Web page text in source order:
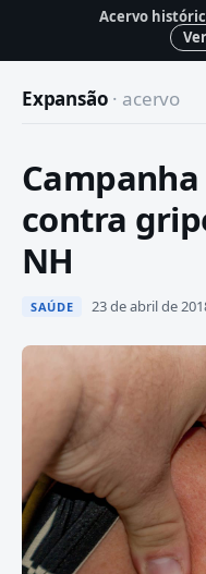
Acervo
Expansão · acervo
contra
NH
SAÚDE 23 de abril de